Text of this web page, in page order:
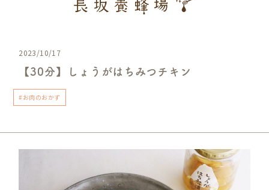
2023/10/17
【30分】しょうがはちみつチキン
#お肉のおかず